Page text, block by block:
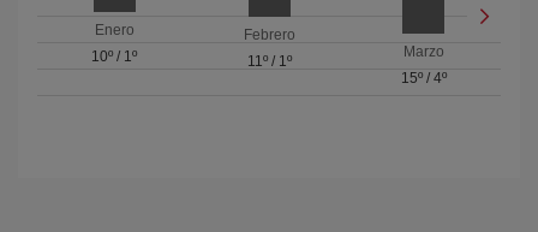
Enero
10º / 1º
Febrero
11º/ 1º
Marzo
15º/ 4º